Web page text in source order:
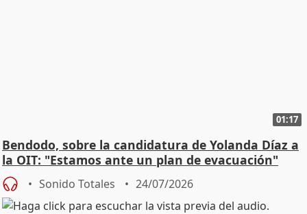
01:17
Bendodo, sobre la candidatura de Yolanda Díaz a
la OIT: "Estamos ante un plan de evacuación"
Sonido Totales 24/07/2026